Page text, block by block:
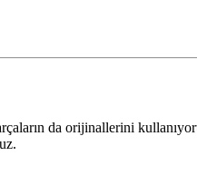
da orijinallerini